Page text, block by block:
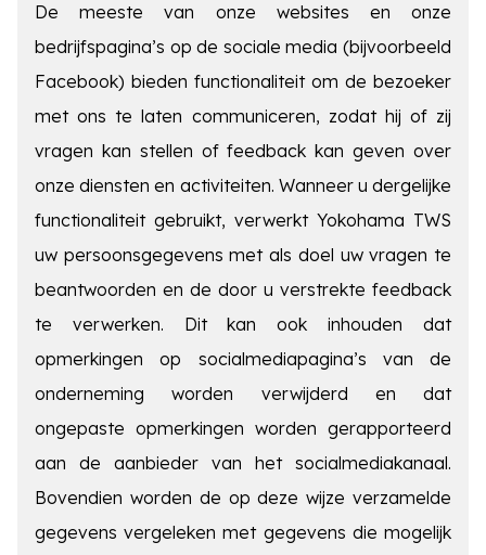
De meeste van onze websites en onze
bedrijfspagina’s op de sociale media (bijvoorbeeld
Facebook) bieden functionaliteit om de bezoeker
met ons te laten communiceren, zodat hij of zij
vragen kan stellen of feedback kan geven over
onze diensten en activiteiten. Wanneer u dergelijke
functionaliteit gebruikt, verwerkt Yokohama TWS
uw persoonsgegevens met als doel uw vragen te
beantwoorden en de door u verstrekte feedback
te verwerken. Dit kan ook inhouden dat
opmerkingen op socialmediapagina’s van de
onderneming worden verwijderd en dat
ongepaste opmerkingen worden gerapporteerd
aan de aanbieder van het socialmediakanaal.
Bovendien worden de op deze wijze verzamelde
gegevens vergeleken met gegevens die mogelijk